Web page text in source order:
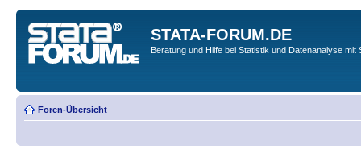
STATA-FORUM.DE
Beratung und Hilfe bei Statistik und Datenanalyse mit
Foren-Übersicht